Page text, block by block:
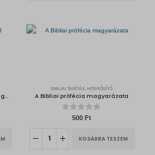
i
0
t
c
e
F
t
Az Úr ünnepei – 3Mózes 23 magyarázata
BIBLIAI TANÍTÁS, HITERŐSÍTŐ
A Bibliai prófécia magyarázata
out of 5
500 Ft
KOSÁRBA TESZEM